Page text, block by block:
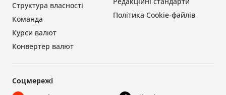
Політика Cookie-файлів
Структура власності
Команда
Курси валют
Конвертер валют
Соцмережі